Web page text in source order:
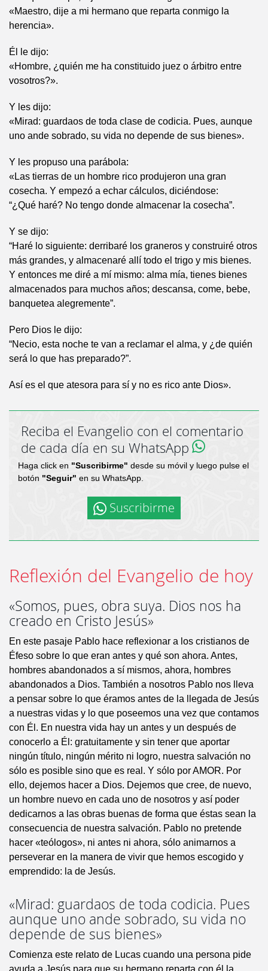
«Maestro, dije a mi hermano que reparta conmigo la
herencia».
Él le dijo:
«Hombre, ¿quién me ha constituido juez o árbitro entre
vosotros?».
Y les dijo:
«Mirad: guardaos de toda clase de codicia. Pues, aunque
uno ande sobrado, su vida no depende de sus bienes».
Y les propuso una parábola:
«Las tierras de un hombre rico produjeron una gran
cosecha. Y empezó a echar cálculos, diciéndose:
“¿Qué haré? No tengo donde almacenar la cosecha”.
Y se dijo:
“Haré lo siguiente: derribaré los graneros y construiré otros
más grandes, y almacenaré allí todo el trigo y mis bienes.
Y entonces me diré a mí mismo: alma mía, tienes bienes
almacenados para muchos años; descansa, come, bebe,
banquetea alegremente”.
Pero Dios le dijo:
“Necio, esta noche te van a reclamar el alma, y ¿de quién
será lo que has preparado?”.
Así es el que atesora para sí y no es rico ante Dios».
Reciba el Evangelio con el comentario
de cada día en su WhatsApp
Haga click en "Suscribirme" desde su móvil y luego pulse el
botón "Seguir" en su WhatsApp.
Suscribirme
Reflexión del Evangelio de hoy
«Somos, pues, obra suya. Dios nos ha
creado en Cristo Jesús»
En este pasaje Pablo hace reflexionar a los cristianos de
Éfeso sobre lo que eran antes y qué son ahora. Antes,
hombres abandonados a sí mismos, ahora, hombres
abandonados a Dios. También a nosotros Pablo nos lleva
a pensar sobre lo que éramos antes de la llegada de Jesús
a nuestras vidas y lo que poseemos una vez que contamos
con Él. En nuestra vida hay un antes y un después de
conocerlo a Él: gratuitamente y sin tener que aportar
ningún título, ningún mérito ni logro, nuestra salvación no
sólo es posible sino que es real. Y sólo por AMOR. Por
ello, dejemos hacer a Dios. Dejemos que cree, de nuevo,
un hombre nuevo en cada uno de nosotros y así poder
dedicarnos a las obras buenas de forma que éstas sean la
consecuencia de nuestra salvación. Pablo no pretende
hacer «teólogos», ni antes ni ahora, sólo animarnos a
perseverar en la manera de vivir que hemos escogido y
emprendido: la de Jesús.
«Mirad: guardaos de toda codicia. Pues
aunque uno ande sobrado, su vida no
depende de sus bienes»
Comienza este relato de Lucas cuando una persona pide